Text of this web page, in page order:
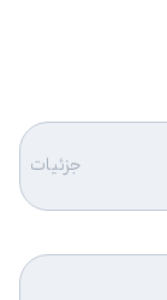
جزئیات